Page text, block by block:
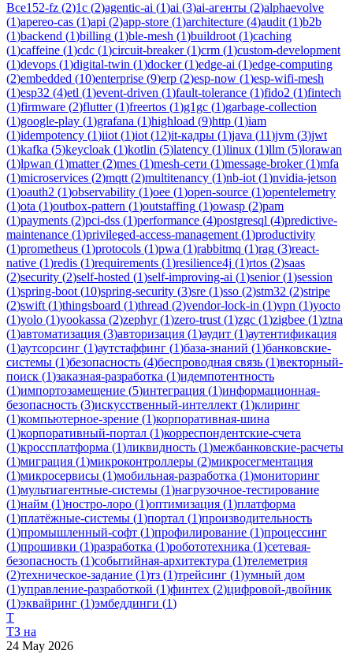
Все152-fz (2)1c (2)agentic-ai (1)ai (3)ai-агенты (2)alphaevolve
(1)apereo-cas (1)api (2)app-store (1)architecture (4)audit (1)b2b
(1)backend (1)billing (1)ble-mesh (1)buildroot (1)caching
(1)caffeine (1)cdc (1)circuit-breaker(1)crm (1)custom-development
(1)devops (1)digital-twin (1)docker(1)edge-ai (1)edge-computing
(2)embedded (10)enterprise (9)erp (2)esp-now (1)esp-wifi-mesh
(1)esp32 (4)etl (1)event-driven (1)fault-tolerance (1)fido2 (1)fintech
(1)firmware (2)flutter(1)freertos (1)g1gc (1)garbage-collection
(1)google-play (1)grafana (1)highload (9)http (1)iam
(1)idempotency (1)iiot (1)iot (12)it-кадры (1)java (11)jvm (3)jwt
(1)kafka (5)keycloak (1)kotlin (5)latency (1)linux (1)llm (5)lorawan
(1)lpwan (1)matter(2)mes (1)mesh-сети (1)message-broker(1)mfa
(1)microservices (2)mqtt (2)multitenancy (1)nb-iot (1)nvidia-jetson
(1)oauth2 (1)observability (1)oee (1)open-source (1)opentelemetry
(1)ota (1)outbox-pattern (1)outstaffing (1)owasp (2)pam
(1)payments (2)pci-dss (1)performance (4)postgresql (4)predictive-
maintenance (1)privileged-access-management (1)productivity
(1)prometheus (1)protocols (1)pwa (1)rabbitmq (1)rag (3)react-
native (1)redis (1)requirements (1)resilience4j (1)rtos (2)saas
(2)security (2)self-hosted (1)self-improving-ai (1)senior(1)session
(1)spring-boot (10)spring-security (3)sre (1)sso (2)stm32 (2)stripe
(2)swift (1)thingsboard (1)thread (2)vendor-lock-in (1)vpn (1)yocto
(1)yolo (1)yookassa (2)zephyr(1)zero-trust (1)zgc (1)zigbee (1)ztna
(1)автоматизация (3)авторизация (1)аудит (1)аутентификация
(1)аутсорсинг (1)аутстаффинг (1)база-знаний (1)банковские-
системы (1)безопасность (4)беспроводная связь (1)векторный-
поиск (1)заказная-разработка (1)идемпотентность
(1)импортозамещение (5)интеграция (1)информационная-
безопасность (3)искусственный-интеллект (1)клиринг
(1)компьютерное-зрение (1)корпоративная-шина
(1)корпоративный-портал (1)корреспондентские-счета
(1)кроссплатформа (1)ликвидность (1)межбанковские-расчеты
(1)миграция (1)микроконтроллеры (2)микросегментация
(1)микросервисы (1)мобильная-разработка (1)мониторинг
(1)мультиагентные-системы (1)нагрузочное-тестирование
(1)найм (1)ностро-лоро (1)оптимизация (1)платформа
(1)платёжные-системы (1)портал (1)производительность
(1)промышленный-софт (1)профилирование (1)процессинг
(1)прошивки (1)разработка (1)робототехника (1)сетевая-
безопасность (1)событийная-архитектура (1)телеметрия
(2)техническое-задание (1)тз (1)трейсинг (1)умный дом
(1)управление-разработкой (1)финтех (2)цифровой-двойник
(1)эквайринг (1)эмбеддинги (1)
Т
ТЗ на
24 May 2026